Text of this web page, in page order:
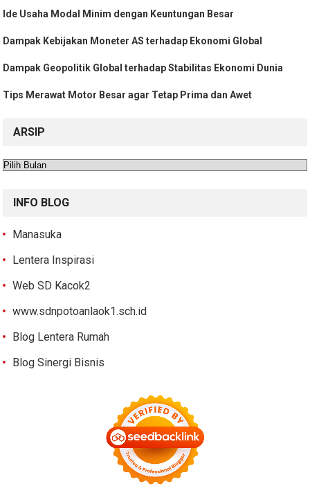
Ide Usaha Modal Minim dengan Keuntungan Besar
Dampak Kebijakan Moneter AS terhadap Ekonomi Global
Dampak Geopolitik Global terhadap Stabilitas Ekonomi Dunia
Tips Merawat Motor Besar agar Tetap Prima dan Awet
ARSIP
Arsip
INFO BLOG
Manasuka
Lentera Inspirasi
Web SD Kacok2
www.sdnpotoanlaok1.sch.id
Blog Lentera Rumah
Blog Sinergi Bisnis